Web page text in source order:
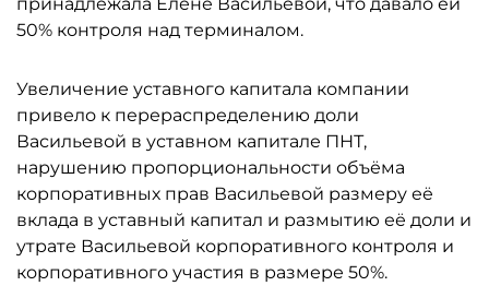
50% контроля над терминалом.
Увеличение уставного капитала компании
привело к перераспределению доли
Васильевой в уставном капитале ПНТ,
нарушению пропорциональности объёма
корпоративных прав Васильевой размеру её
вклада в уставный капитал и размытию её доли и
утрате Васильевой корпоративного контроля и
корпоративного участия в размере 50%.